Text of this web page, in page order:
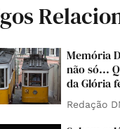
Memória
não só...
da Glória
Redação